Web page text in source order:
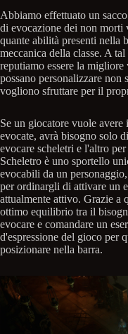
Abbiamo effettuato un
di evocazione dei non morti
quante abilità presenti nella
meccanica della classe. A
reputiamo essere la
possano personalizzare non
vogliono sfruttare per il
Se un giocatore vuole
evocate, avrà bisogno solo
evocare scheletri e l'altro
Scheletro è uno sportello
evocabili da un
per ordinargli di attivare un
attualmente attivo. Grazie a
ottimo equilibrio tra il
evocare e comandare un
d'espressione del gioco per
posizionare nella barra.